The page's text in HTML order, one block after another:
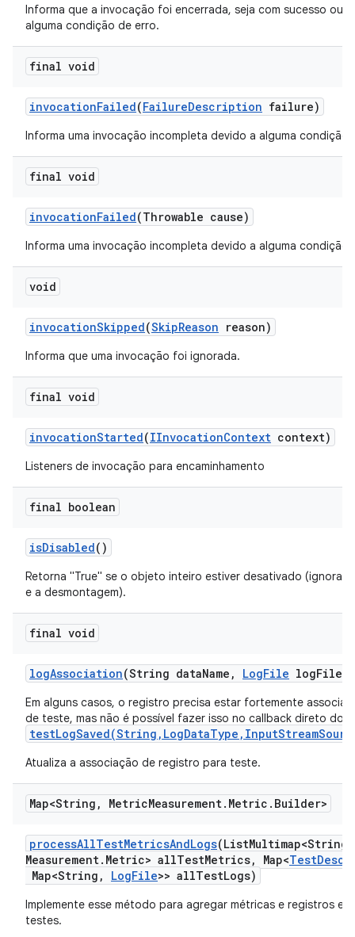
Informa que a invocação foi encerrada, seja com sucesso ou
alguma condição de erro.
final void
invocationFailed(FailureDescription failure)
Informa uma invocação incompleta devido a alguma condição
final void
invocationFailed(Throwable cause)
Informa uma invocação incompleta devido a alguma condição
void
invocationSkipped(SkipReason reason)
Informa que uma invocação foi ignorada.
final void
invocationStarted(IInvocationContext context)
Listeners de invocação para encaminhamento
final boolean
isDisabled()
Retorna "True" se o objeto inteiro estiver desativado (ignora
e a desmontagem).
final void
logAssociation(String dataName , LogFile logFile)
Em alguns casos, o registro precisa estar fortemente
de teste, mas não é possível fazer isso no callback direto do
Atualiza a associação de registro para teste.
Map<String , MetricMeasurement. Metric . Builder>
processAllTestMetricsAndLogs(ListMultimap<String
Measurement. Metric> allTestMetrics, Map<Test
Map<String , LogFile>> allTestLogs)
Implemente esse método para agregar métricas e registros
testes.